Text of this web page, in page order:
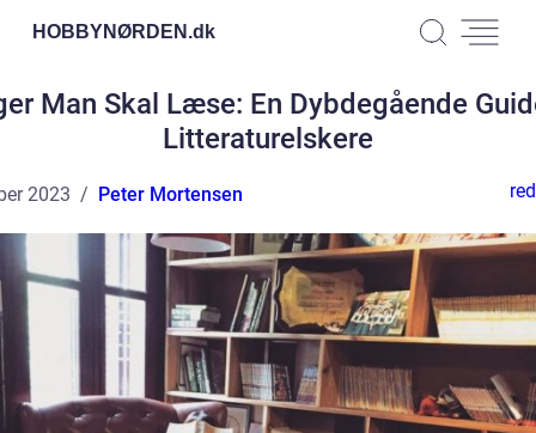
HOBBYNØRDEN.dk
Man Skal Læse: En Dybdegående
Litteraturelskere
2023 Peter Mortensen